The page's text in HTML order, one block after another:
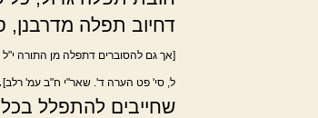
דחיוב תפלה מדרבנן,
[אך גם להסוברים דתפלה מן התורה
ל, סי' פט הערה ד'. שאר"י ח"ב עמ' רלב]
שחייבים להתפלל